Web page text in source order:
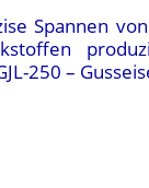
Spannen
250 –